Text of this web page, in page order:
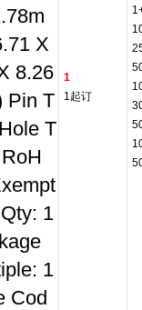
X
8.26
Pin T
T
1
1
Cod
1
1起订